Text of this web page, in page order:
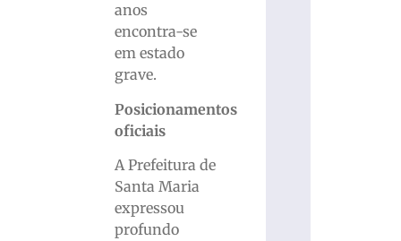
anos
encontra-se
em estado
grave.
Posicionamentos
oficiais
A Prefeitura de
Santa Maria
expressou
profundo